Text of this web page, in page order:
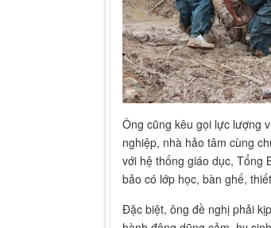
Ông cũng kêu gọi lực lượng
nghiệp, nhà hảo tâm cùng
với hệ thống giáo dục, Tổng
bảo có lớp học, bàn ghế,
Đặc biệt, ông đề nghị phải